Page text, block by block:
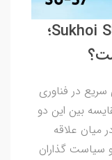
F-35 Lightning II یا Sukhoi SU-57؛
در فناوری
بین این دو
میان علاقه
سیاست گذاران